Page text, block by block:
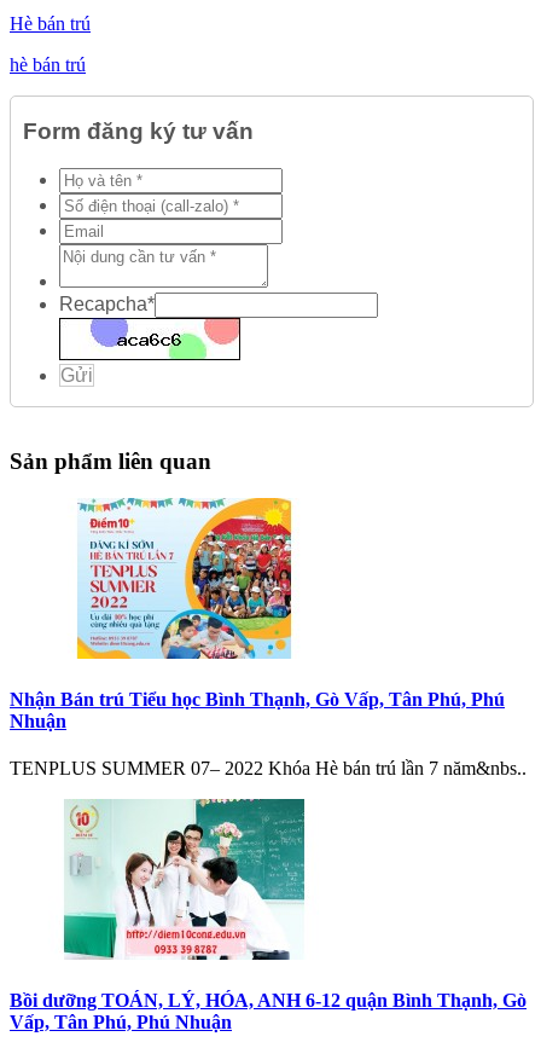
Hè bán trú
hè bán trú
Form đăng ký tư vấn
Recapcha*
Gửi
Sản phẩm liên quan
Nhận Bán trú Tiểu học Bình Thạnh, Gò Vấp, Tân Phú, Phú
Nhuận
TENPLUS SUMMER 07– 2022 Khóa Hè bán trú lần 7 năm&nbs..
Bồi dưỡng TOÁN, LÝ, HÓA, ANH 6-12 quận Bình Thạnh, Gò
Vấp, Tân Phú, Phú Nhuận